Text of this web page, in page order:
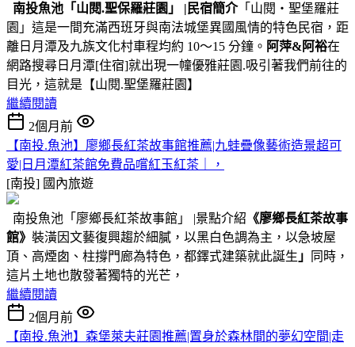
南投魚池 「山閱.聖保羅莊園」 |民宿簡介「山閱‧聖堡羅莊
園」這是一間充滿西班牙與南法城堡異國風情的特色民宿，距
離日月潭及九族文化村車程均約 10～15 分鐘。 阿萍&阿裕在
網路搜尋日月潭[住宿]就出現一幢優雅莊園.吸引著我們前往的
目光，這就是【山閱.聖堡羅莊園】
繼續閱讀
2個月前
【南投.魚池】廖鄉長紅茶故事館推薦|九蛙疊像藝術造景超可
愛|日月潭紅茶館免費品嚐紅玉紅茶｜，
[南投] 國內旅遊
南投魚池「廖鄉長紅茶故事館」 |景點介紹 《廖鄉長紅茶故事
館》 裝潢因文藝復興趨於細膩，以黑白色調為主，以急坡屋
頂、高煙囱、柱撐門廊為特色，都鐸式建築就此誕生 」
同時，
這片土地也散發著獨特的光芒，
繼續閱讀
2個月前
【南投.魚池】森堡萊夫莊園推薦|置身於森林間的夢幻空間|走